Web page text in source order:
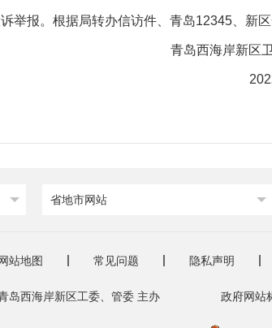
举报。根据局转办信访件、青岛12345、新
青岛西海岸新区
省地市网站
站地图 常见问题 隐私声明
岛西海岸新区工委、管委 主办 政府网站